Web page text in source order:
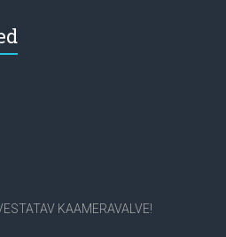
KAAMERAVALVE!